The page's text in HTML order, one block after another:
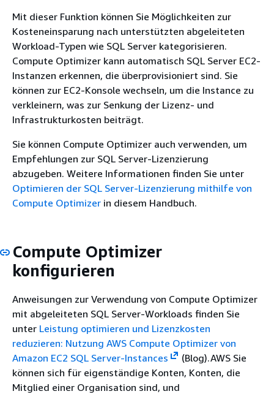
Mit dieser Funktion können Sie Möglichkeiten zur
Kosteneinsparung nach unterstützten abgeleiteten
Workload-Typen wie SQL Server kategorisieren.
Compute Optimizer kann automatisch SQL Server EC2-
Instanzen erkennen, die überprovisioniert sind. Sie
können zur EC2-Konsole wechseln, um die Instance zu
verkleinern, was zur Senkung der Lizenz- und
Infrastrukturkosten beiträgt.
Sie können Compute Optimizer auch verwenden, um
Empfehlungen zur SQL Server-Lizenzierung
abzugeben. Weitere Informationen finden Sie unter
Optimieren der SQL Server-Lizenzierung mithilfe von
Compute Optimizer in diesem Handbuch.
Compute Optimizer
konfigurieren
Anweisungen zur Verwendung von Compute Optimizer
mit abgeleiteten SQL Server-Workloads finden Sie
unter Leistung optimieren und Lizenzkosten
reduzieren: Nutzung AWS Compute Optimizer von
Amazon EC2 SQL Server-Instances
(Blog).AWS Sie
können sich für eigenständige Konten, Konten, die
Mitglied einer Organisation sind, und